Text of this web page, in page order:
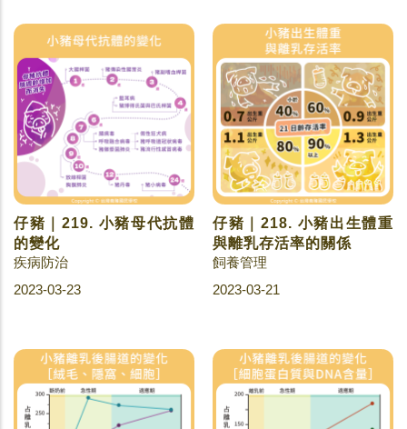
仔豬｜219. 小豬母代抗體
的變化
疾病防治
2023-03-23
仔豬｜218. 小豬出生體重
與離乳存活率的關係
飼養管理
2023-03-21